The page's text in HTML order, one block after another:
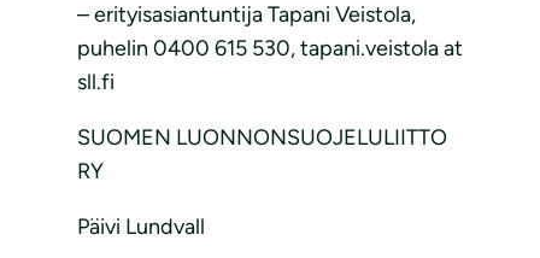
– erityisasiantuntija Tapani Veistola,
puhelin 0400 615 530, tapani.veistola at
sll.fi
SUOMEN LUONNONSUOJELULIITTO
RY
Päivi Lundvall